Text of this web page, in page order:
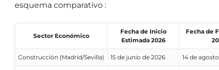
esquema comparativo :
Sector Económico
Fecha de Inicio
Estimada 2026
Fecha de
Construcción (Madrid/Sevilla) 15 de junio de 2026 14 de